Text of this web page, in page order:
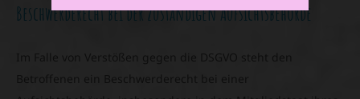
Beschwerde­recht bei der zuständigen Aufsichts­behörde
Im Falle von Verstößen gegen die DSGVO steht den
Betroffenen ein Beschwerderecht bei einer